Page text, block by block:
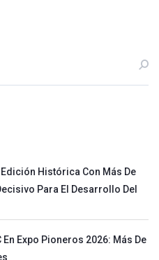
Histórica Con Más De
Para El Desarrollo Del
Expo Pioneros 2026: Más De